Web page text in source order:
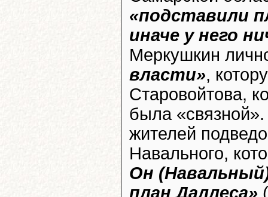
«подставили
иначе у него
Меркушкин
власти»,
Старовойтова,
была
жителей
Навального,
Он
план Даллеса»